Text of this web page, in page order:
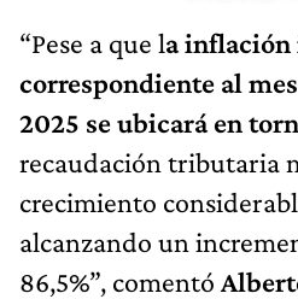
“Pese a que la
correspondiente al
2025 se ubicará en
recaudación tributaria
crecimiento
alcanzando un
86,5%”, comentó